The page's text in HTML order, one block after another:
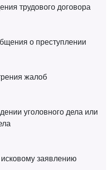
трудового договора
о преступлении
жалоб
уголовного дела или
заявлению